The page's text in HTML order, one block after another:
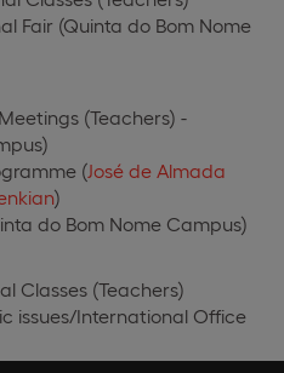
Fair (Quinta do Bom Nome
(Teachers) -
(José de Almada
)
do Bom Nome Campus)
Classes (Teachers)
issues/International Office